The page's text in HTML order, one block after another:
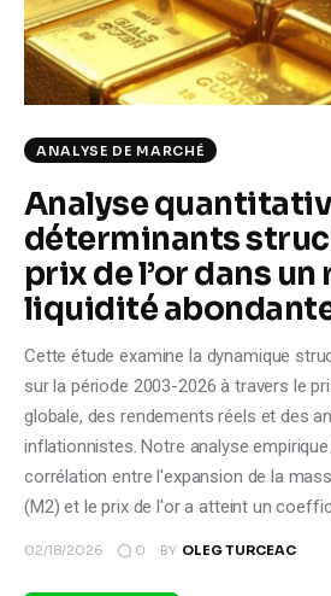
Climate
Markets
Tech
Reports
Shop
ANALYSE DE MARCHÉ
Analyse
déterminants
prix de l’or dans
liquidité
Cette étude examine la dynamique
sur la période 2003-2026 à travers le
globale, des rendements réels et des
inflationnistes. Notre analyse
corrélation entre l'expansion de la
(M2) et le prix de l'or a atteint un
02/18/2026 0 BY OLEG TURCEAC